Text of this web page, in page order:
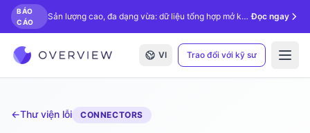
BÁO
CÁO
Sản lượng cao, đa dạng vừa: dữ liệu tổng hợp mở khóa kiểm tra bằng AI. Đọc ngay
VI Trao đổi với kỹ sư
←Thư viện lỗi CONNECTORS